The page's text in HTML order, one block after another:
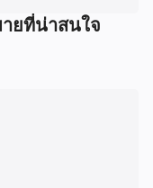
ยที่น่าสนใจ